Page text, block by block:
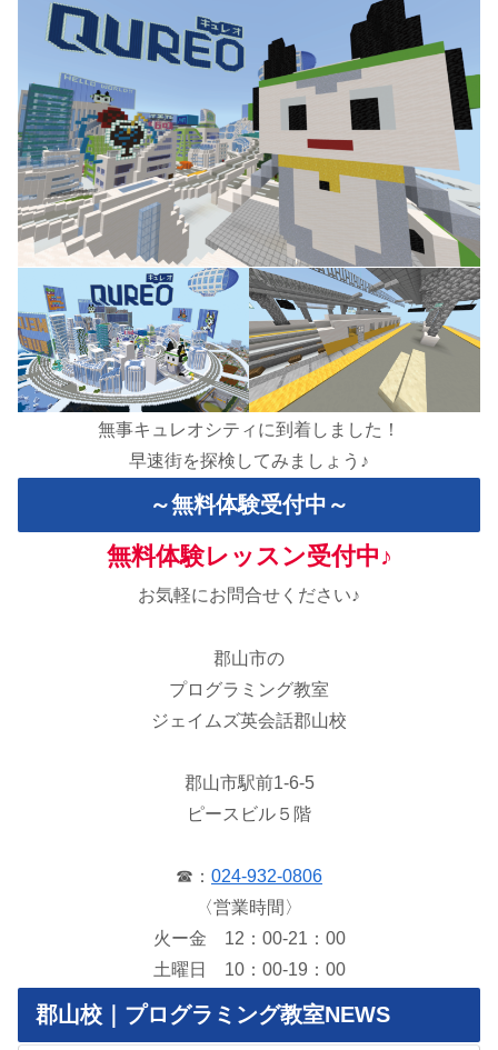
無事キュレオシティに到着しました！
早速街を探検してみましょう♪
～無料体験受付中～
無料体験レッスン受付中♪
お気軽にお問合せください♪
郡山市の
プログラミング教室
ジェイムズ英会話郡山校
郡山市駅前1-6-5
ピースビル５階
☎： 024-932-0806
〈営業時間〉
火ー金 12：00-21：00
土曜日 10：00-19：00
郡山校｜プログラミング教室NEWS